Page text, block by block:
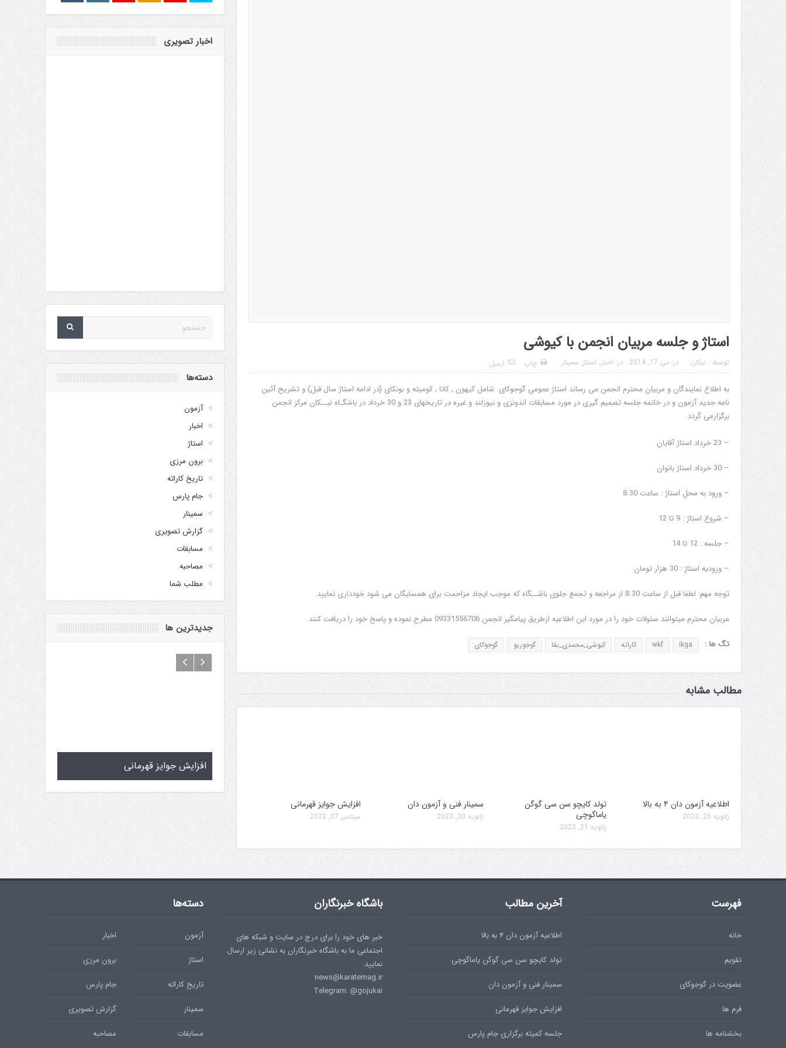
استاژ و جلسه مربیان انجمن با کیوشی
توسط :نیکان در:می 17, 2014 در: اخبار, استاژ, سمینار چاپ ایمیل
به اطلاع نمایندگان و مربیان محترم انجمن می رساند استاژ عمومی گوجوکای شامل کیهون , کاتا , کومیته و بونکای (در ادامه استاژ سال قبل) و تشریح آئین
نامه جدید آزمون و در خاتمه جلسه تصمیم گیری در مورد مسابقات اندونزی و نیوزلند و غیره در تاریخهای 23 و 30 خرداد در باشگـاه نیــکان مرکز انجمن
برگزارمی گردد.
– 23 خرداد استاژ آقایان
– 30 خرداد استاژ بانوان
– ورود به محل استاژ : ساعت 8.30
– شروع استاژ : 9 تا 12
– جلسه : 12 تا 14
– ورودیه استاژ : 30 هزار تومان
توجه مهم: لطفا قبل از ساعت 8.30 از مراجعه و تجمع جلوی باشــگاه که موجب ایجاد مزاحمت برای همسایگان می شود خودداری نمایید.
مربیان محترم میتوانند سئولات خود را در مورد این اطلاعیه ازطریق پیامگیر انجمن 09331556706 مطرح نموده و پاسخ خود را دریافت کنند.
تگ ها : ikga
wkf کاراته کیوشی_محمدی_بقا گوجوریو گوجوکای
مطالب مشابه
اطلاعیه آزمون دان ۴ به بالا
ژانویه 26, 2023
تولد کایچو سن سی گوگن
یاماگوچی
ژانویه 21, 2023
سمینار فنی و آزمون دان
ژانویه 20, 2023
افزایش جوایز قهرمانی
سپتامبر 07, 2022
اخبار تصویری
دسته‌ها
آزمون
اخبار
استاژ
برون مرزی
تاریخ کاراته
جام پارس
سمینار
گزارش تصویری
مسابقات
مصاحبه
مطلب شما
جدیدترین ها
سمینار فنی افزایش جوایز قهرمانی
عمومی در مورد برگزاری
فهرست
خانه
تقویم
عضویت در گوجوکای
فرم ها
بخشنامه ها
آخرین مطالب
اطلاعیه آزمون دان ۴ به بالا
تولد کایچو سن سی گوگن یاماگوچی
سمینار فنی و آزمون دان
افزایش جوایز قهرمانی
جلسه کمیته برگزاری جام پارس
باشگاه خبرنگاران
خبر های خود را برای درج در سایت و شبکه های
اجتماعی ما به باشگاه خبرنگاران به نشانی زیر ارسال
نمایید.
news@karatemag.ir
Telegram: @gojukai
دسته‌ها
آزمون
اخبار
استاژ
برون مرزی
تاریخ کاراته
جام پارس
سمینار
گزارش تصویری
مسابقات
مصاحبه